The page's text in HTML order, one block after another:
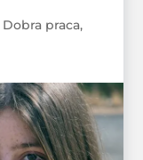
Dobra praca,